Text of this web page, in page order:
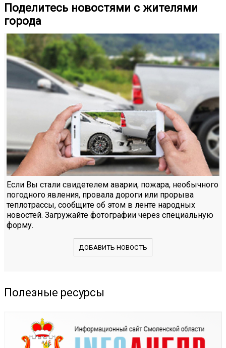
Поделитесь новостями с жителями
города
Если Вы стали свидетелем аварии, пожара, необычного
погодного явления, провала дороги или прорыва
теплотрассы, сообщите об этом в ленте народных
новостей. Загружайте фотографии через специальную
форму.
ДОБАВИТЬ НОВОСТЬ
Полезные ресурсы